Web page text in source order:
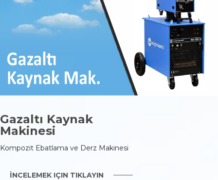
Gazaltı Kaynak
Makinesi
Kompozit Ebatlama ve Derz Makinesi
İNCELEMEK IÇIN TIKLAYIN